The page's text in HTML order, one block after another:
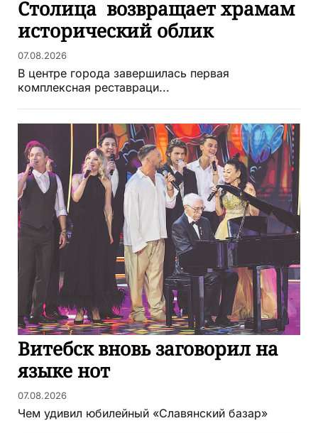
Столица возвращает храмам
исторический облик
07.08.2026
В центре города завершилась первая
комплексная реставраци...
Витебск вновь заговорил на
языке нот
07.08.2026
Чем удивил юбилейный «Славянский базар»